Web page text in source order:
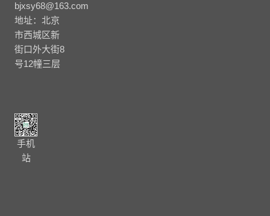
bjxsy68@163.com
地址：北京
市西城区新
街口外大街8
号12幢三层
手机
站